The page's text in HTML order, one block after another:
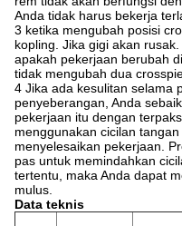
Anda tidak harus bekerja
3 ketika mengubah posisi
kopling. Jika gigi akan
apakah pekerjaan berubah
tidak mengubah dua
4 Jika ada kesulitan selama
penyeberangan, Anda
pekerjaan itu dengan
menggunakan cicilan
menyelesaikan pekerjaan.
pas untuk memindahkan
tertentu, maka Anda dapat
mulus.
Data teknis